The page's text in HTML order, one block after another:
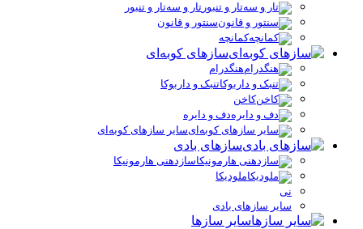
تار و سه‌تار و تنبور
سنتور و قانون
کمانچه
سازهای کوبه‌ای
هنگدرام
تنبک و داربوکا
کاخن
دف و دایره
سایر سازهای کوبه‌ای
سازهای بادی
سازدهنی هارمونیکا
ملودیکا
نی
سایر سازهای بادی
سایر سازها